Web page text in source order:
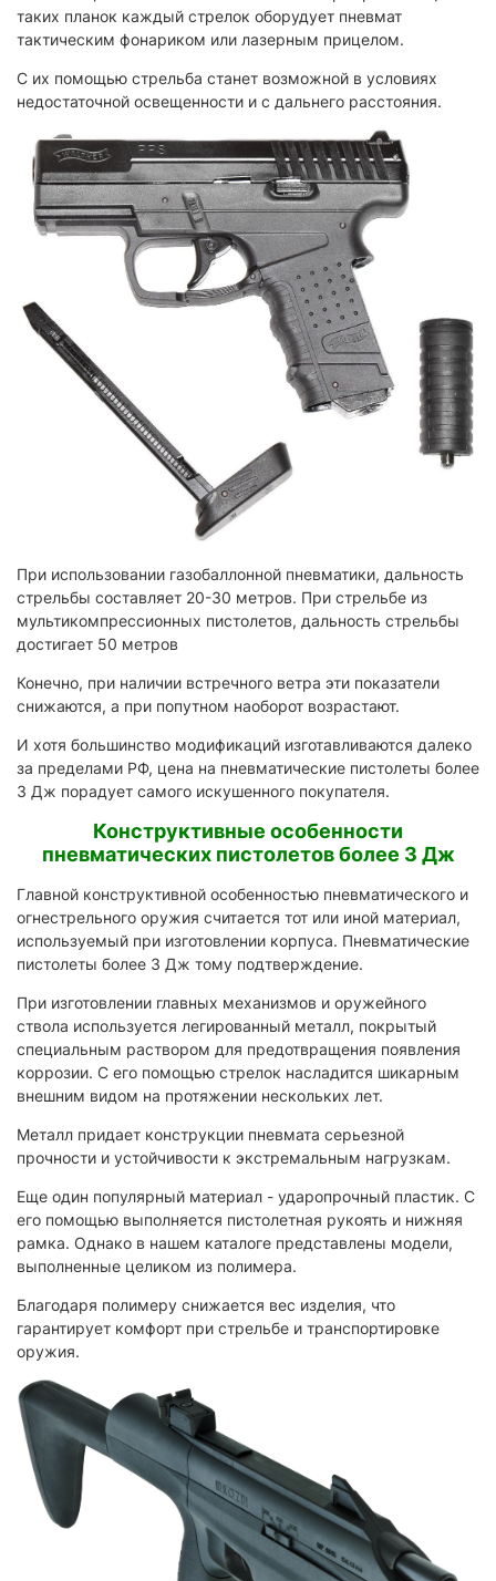
таких планок каждый стрелок оборудует пневмат
тактическим фонариком или лазерным прицелом.
С их помощью стрельба станет возможной в условиях
недостаточной освещенности и с дальнего расстояния.
При использовании газобаллонной пневматики, дальность
стрельбы составляет 20-30 метров. При стрельбе из
мультикомпрессионных пистолетов, дальность стрельбы
достигает 50 метров
Конечно, при наличии встречного ветра эти показатели
снижаются, а при попутном наоборот возрастают.
И хотя большинство модификаций изготавливаются далеко
за пределами РФ, цена на пневматические пистолеты более
3 Дж порадует самого искушенного покупателя.
Конструктивные особенности
пневматических пистолетов более 3 Дж
Главной конструктивной особенностью пневматического и
огнестрельного оружия считается тот или иной материал,
используемый при изготовлении корпуса. Пневматические
пистолеты более 3 Дж тому подтверждение.
При изготовлении главных механизмов и оружейного
ствола используется легированный металл, покрытый
специальным раствором для предотвращения появления
коррозии. С его помощью стрелок насладится шикарным
внешним видом на протяжении нескольких лет.
Металл придает конструкции пневмата серьезной
прочности и устойчивости к экстремальным нагрузкам.
Еще один популярный материал - ударопрочный пластик. С
его помощью выполняется пистолетная рукоять и нижняя
рамка. Однако в нашем каталоге представлены модели,
выполненные целиком из полимера.
Благодаря полимеру снижается вес изделия, что
гарантирует комфорт при стрельбе и транспортировке
оружия.